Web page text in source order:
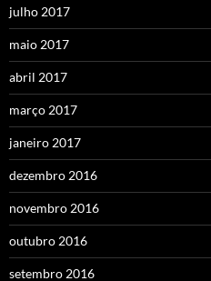
julho 2017
maio 2017
abril 2017
março 2017
janeiro 2017
dezembro 2016
novembro 2016
outubro 2016
setembro 2016